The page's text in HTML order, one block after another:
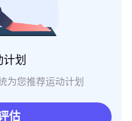
划
为您推荐运动计划
估